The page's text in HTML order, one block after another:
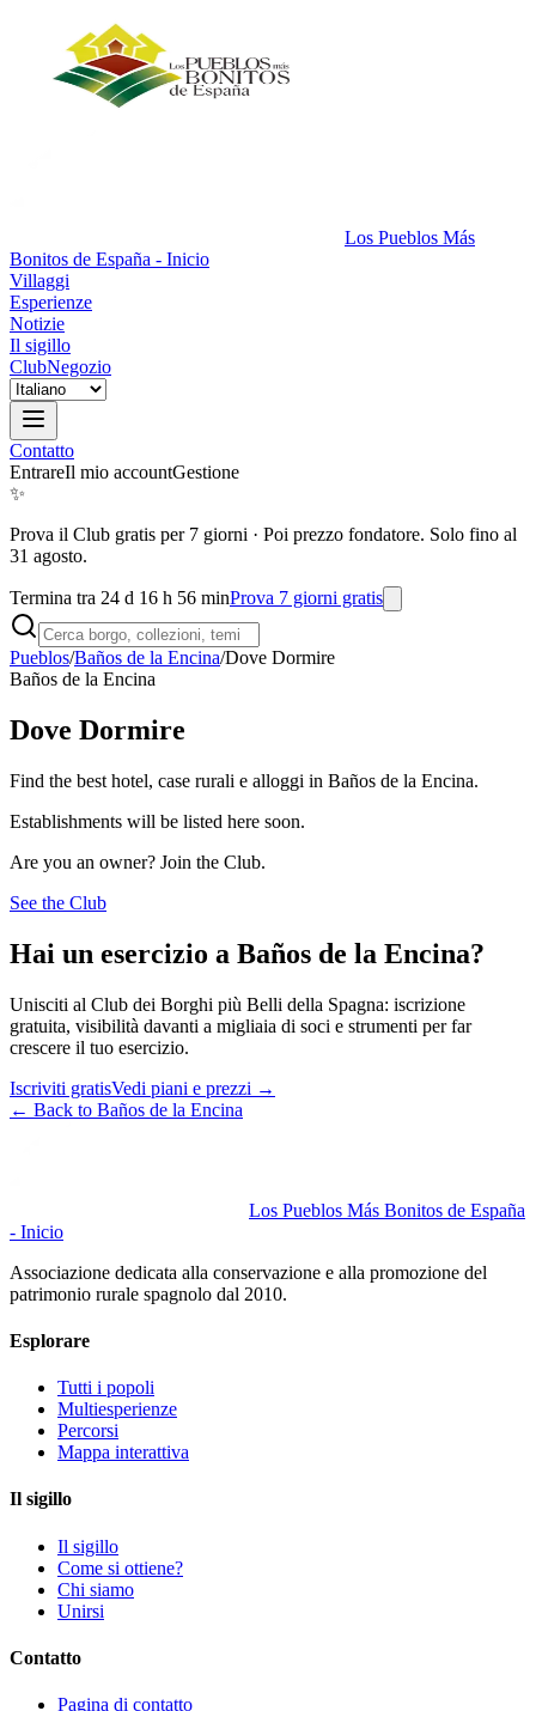
Los Pueblos Más
Bonitos de España - Inicio
Villaggi
Esperienze
Notizie
Il sigillo
ClubNegozio
Contatto
EntrareIl mio accountGestione
✨
Prova il Club gratis per 7 giorni · Poi prezzo fondatore. Solo fino al
31 agosto.
Termina tra 24 d 16 h 56 minProva 7 giorni gratis
Pueblos/Baños de la Encina/Dove Dormire
Baños de la Encina
Dove Dormire
Find the best hotel, case rurali e alloggi in Baños de la Encina.
Establishments will be listed here soon.
Are you an owner? Join the Club.
See the Club
Hai un esercizio a Baños de la Encina?
Unisciti al Club dei Borghi più Belli della Spagna: iscrizione
gratuita, visibilità davanti a migliaia di soci e strumenti per far
crescere il tuo esercizio.
Iscriviti gratisVedi piani e prezzi →
← Back to Baños de la Encina
Los Pueblos Más Bonitos de España
- Inicio
Associazione dedicata alla conservazione e alla promozione del
patrimonio rurale spagnolo dal 2010.
Esplorare
Tutti i popoli
Multiesperienze
Percorsi
Mappa interattiva
Il sigillo
Il sigillo
Come si ottiene?
Chi siamo
Unirsi
Contatto
Pagina di contatto